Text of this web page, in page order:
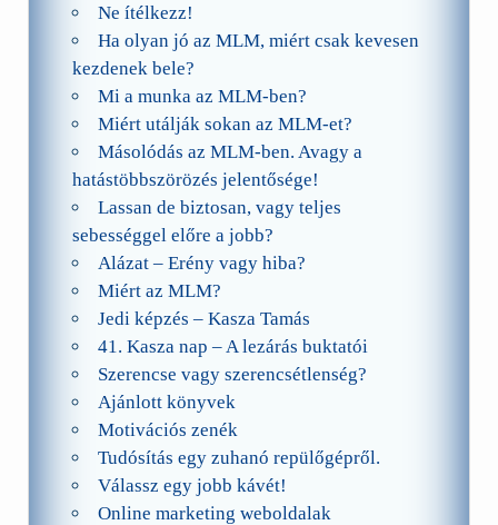
Ne ítélkezz!
Ha olyan jó az MLM, miért csak kevesen
kezdenek bele?
Mi a munka az MLM-ben?
Miért utálják sokan az MLM-et?
Másolódás az MLM-ben. Avagy a
hatástöbbszörözés jelentősége!
Lassan de biztosan, vagy teljes
sebességgel előre a jobb?
Alázat – Erény vagy hiba?
Miért az MLM?
Jedi képzés – Kasza Tamás
41. Kasza nap – A lezárás buktatói
Szerencse vagy szerencsétlenség?
Ajánlott könyvek
Motivációs zenék
Tudósítás egy zuhanó repülőgépről.
Válassz egy jobb kávét!
Online marketing weboldalak